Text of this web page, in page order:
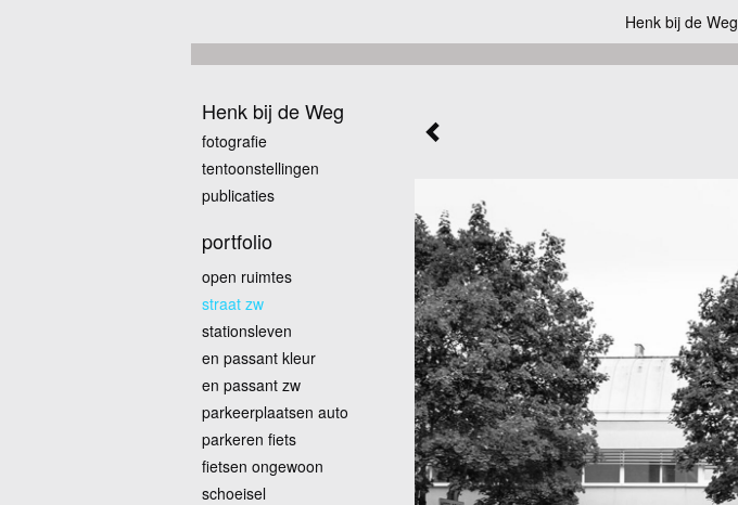
Henk bij de Weg
Henk bij de Weg
fotografie
tentoonstellingen
publicaties
portfolio
open ruimtes
straat zw
stationsleven
en passant kleur
en passant zw
parkeerplaatsen auto
parkeren fiets
fietsen ongewoon
schoeisel